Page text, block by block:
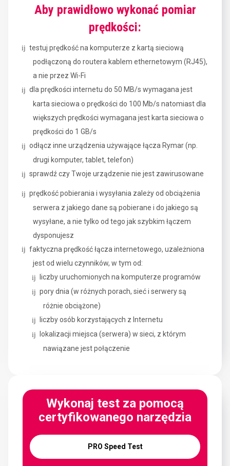
Aby prawidłowo wykonać pomiar
prędkości:
testuj prędkość na komputerze z kartą sieciową
podłączoną do routera kablem ethernetowym (RJ45),
a nie przez Wi-Fi
dla prędkości internetu do 50 MB/s wymagana jest
karta sieciowa o prędkości do 100 Mb/s natomiast dla
większych prędkości wymagana jest karta sieciowa o
prędkości do 1 GB/s
odłącz inne urządzenia używające łącza Rymar (np.
drugi komputer, tablet, telefon)
sprawdź czy Twoje urządzenie nie jest zawirusowane
prędkość pobierania i wysyłania zależy od obciążenia
serwera z jakiego dane są pobierane i do jakiego są
wysyłane, a nie tylko od tego jak szybkim łączem
dysponujesz
faktyczna prędkość łącza internetowego, uzależniona
jest od wielu czynników, w tym od:
liczby uruchomionych na komputerze programów
pory dnia (w różnych porach, sieć i serwery są
różnie obciążone)
liczby osób korzystających z Internetu
lokalizacji miejsca (serwera) w sieci, z którym
nawiązane jest połączenie
Wykonaj test za pomocą
certyfikowanego narzędzia
PRO Speed Test